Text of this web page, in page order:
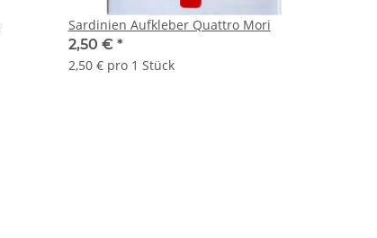
Sardinien Aufkleber Quattro Mori
2,50 € *
2,50 € pro 1 Stück